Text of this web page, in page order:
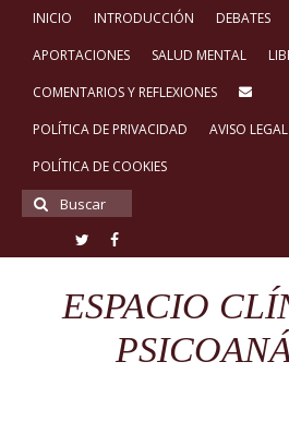
INICIO INTRODUCCIÓN
DEBATES
APORTACIONES
SALUD MENTAL
COMENTARIOS Y REFLEXIONES
POLÍTICA DE PRIVACIDAD
AVISO LEGAL
POLÍTICA DE COOKIES
Buscar
por:
ESPACIO